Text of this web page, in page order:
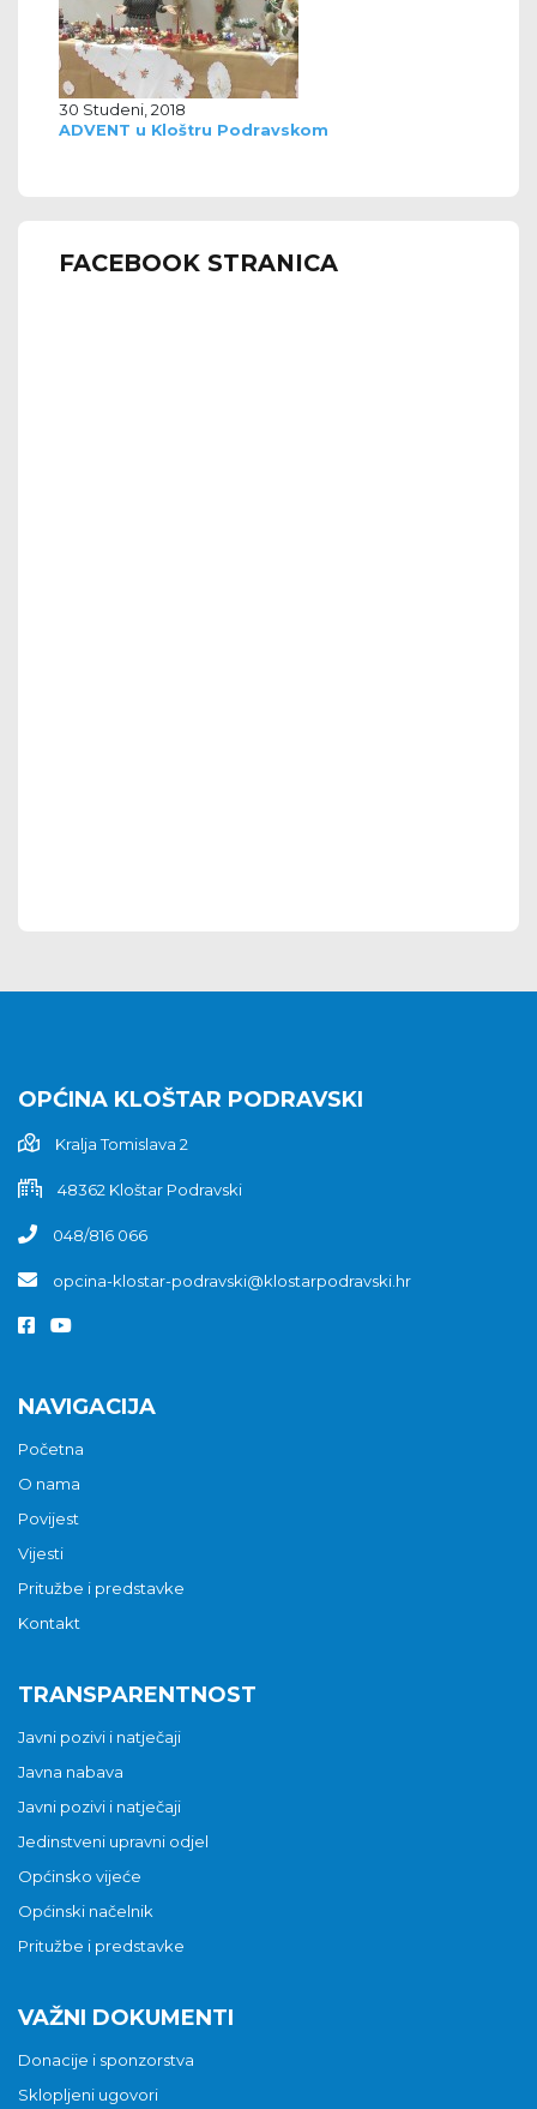
30 Studeni, 2018
ADVENT u Kloštru Podravskom
FACEBOOK STRANICA
OPĆINA KLOŠTAR PODRAVSKI
Kralja Tomislava 2
48362 Kloštar Podravski
048/816 066
opcina-klostar-podravski@klostarpodravski.hr
NAVIGACIJA
Početna
O nama
Povijest
Vijesti
Pritužbe i predstavke
Kontakt
TRANSPARENTNOST
Javni pozivi i natječaji
Javna nabava
Javni pozivi i natječaji
Jedinstveni upravni odjel
Općinsko vijeće
Općinski načelnik
Pritužbe i predstavke
VAŽNI DOKUMENTI
Donacije i sponzorstva
Sklopljeni ugovori